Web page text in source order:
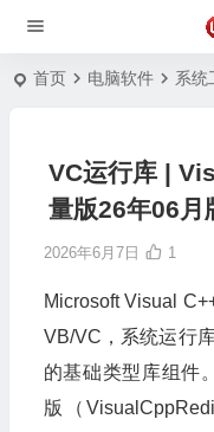
首页 电脑软件 系统
VC运行库 |
量版26年06月
2026年6月7日 1
Microsoft Visual
VB/VC，系统运行
的基础类型库组件
版（